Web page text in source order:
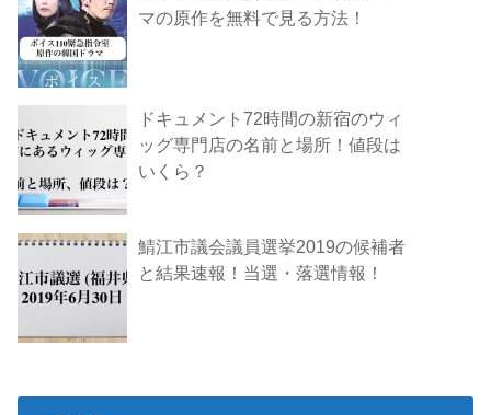
マの原作を無料で見る方法！
ドキュメント72時間の新宿のウィ
ッグ専門店の名前と場所！値段は
いくら？
鯖江市議会議員選挙2019の候補者
と結果速報！当選・落選情報！